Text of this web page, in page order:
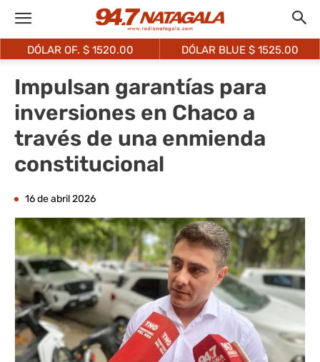
DÓLAR OF. $ 1520.00 DÓLAR BLUE $ 1525.00
Impulsan garantías para
inversiones en Chaco a
través de una enmienda
constitucional
16 de abril 2026